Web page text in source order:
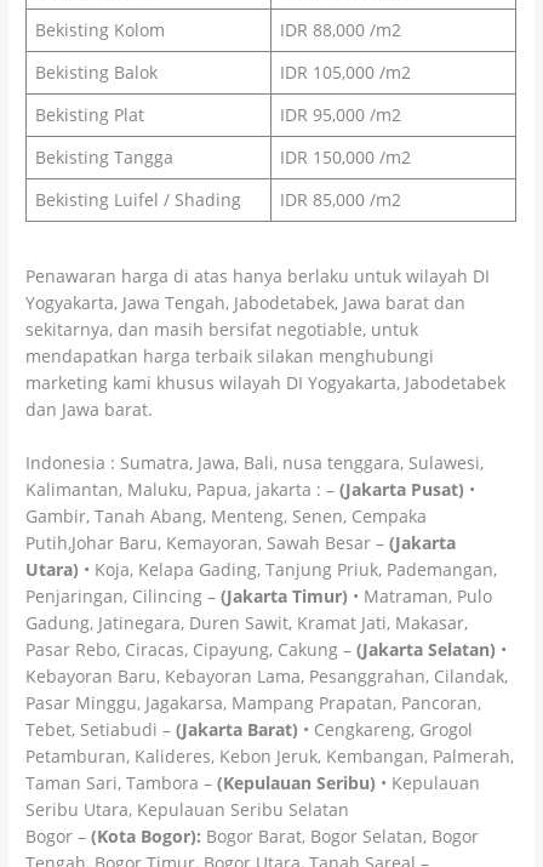
Bekisting Kolom
IDR 88,000 /m2
Bekisting Balok
IDR 105,000 /m2
Bekisting Plat
IDR 95,000 /m2
Bekisting Tangga
IDR 150,000 /m2
Bekisting Luifel / Shading
IDR 85,000 /m2
Penawaran harga di atas hanya berlaku untuk wilayah DI
Yogyakarta, Jawa Tengah, Jabodetabek, Jawa barat dan
sekitarnya, dan masih bersifat negotiable, untuk
mendapatkan harga terbaik silakan menghubungi
marketing kami khusus wilayah DI Yogyakarta, Jabodetabek
dan Jawa barat.
Indonesia : Sumatra, Jawa, Bali, nusa tenggara, Sulawesi,
Kalimantan, Maluku, Papua, jakarta : –(Jakarta Pusat) •
Gambir, Tanah Abang, Menteng, Senen, Cempaka
Putih,Johar Baru, Kemayoran, Sawah Besar –(Jakarta
Utara) • Koja, Kelapa Gading, Tanjung Priuk, Pademangan,
Penjaringan, Cilincing –(Jakarta Timur) • Matraman, Pulo
Gadung, Jatinegara, Duren Sawit, Kramat Jati, Makasar,
Pasar Rebo, Ciracas, Cipayung, Cakung –(Jakarta Selatan) •
Kebayoran Baru, Kebayoran Lama, Pesanggrahan, Cilandak,
Pasar Minggu, Jagakarsa, Mampang Prapatan, Pancoran,
Tebet, Setiabudi –(Jakarta Barat) • Cengkareng, Grogol
Petamburan, Kalideres, Kebon Jeruk, Kembangan, Palmerah,
Taman Sari, Tambora –(Kepulauan Seribu) • Kepulauan
Seribu Utara, Kepulauan Seribu Selatan
Bogor –(Kota Bogor): Bogor Barat, Bogor Selatan, Bogor
Tengah, Bogor Timur, Bogor Utara, Tanah Sareal –